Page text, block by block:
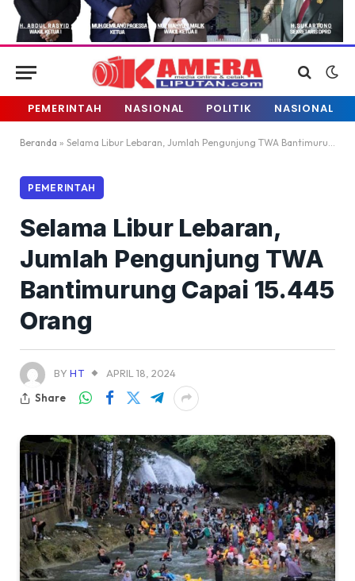
PEMERINTAH NASIONAL POLITIK NASIONAL
Beranda » Selama Libur Lebaran, Jumlah Pengunjung TWA Bantimurung Capai 15.445 Orang
PEMERINTAH
Selama Libur Lebaran,
Jumlah Pengunjung TWA
Bantimurung Capai 15.445
Orang
BY HT
APRIL 18, 2024
Share